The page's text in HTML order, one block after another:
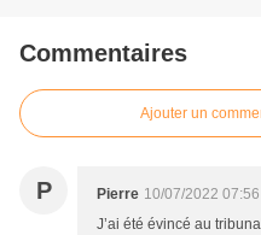
Commentaires
Ajouter un
P Pierre 10/07/2022 07:56
J’ai été évincé au